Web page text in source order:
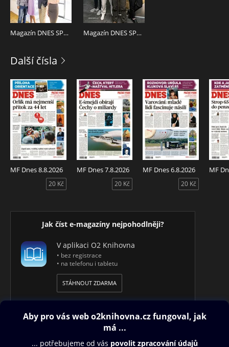
Magazín DNES SPECIÁL Střední Čechy - 29.5.2026 Magazín DNES SPECIÁL Severní Čechy - 29.5.2026
Další čísla
MF Dnes 8.8.2026
20 Kč
MF Dnes 7.8.2026
20 Kč
MF Dnes 6.8.2026
20 Kč
MF
Jak číst e-magazíny nejpohodlněji?
V aplikaci O2 Knihovna
• bez registrace
• na telefonu i tabletu
STÁHNOUT ZDARMA
Obsah ke stažení